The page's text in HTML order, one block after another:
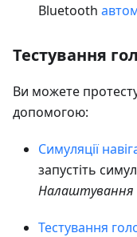
Bluetooth
Тестування
Ви можете
допомогою:
Симуляції
запустіть
Налаштування
Тестування